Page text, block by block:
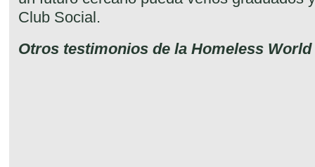
Club Social.
Otros testimonios de la Homeless World